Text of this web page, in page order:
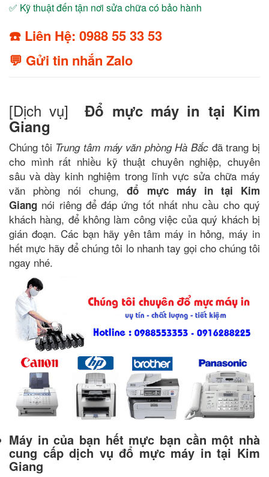
✅ Kỹ thuật đến tận nơi sửa chữa có bảo hành
☎️ Liên Hệ: 0988 55 33 53
💬 Gửi tin nhắn Zalo
[Dịch vụ]Đổ mực máy in tại Kim
Giang
Chúng tôi Trung tâm máy văn phòng Hà Bắc đã trang bị
cho mình rất nhiều kỹ thuật chuyên nghiệp, chuyên
sâu và dày kinh nghiệm trong lĩnh vực sửa chữa máy
văn phòng nói chung,đổ mực máy in tại Kim
Giang nói riêng để đáp ứng tốt nhất nhu cầu cho quý
khách hàng, để không làm công việc của quý khách bị
gián đoạn. Các bạn hãy yên tâm máy in hỏng, máy in
hết mực hãy để chúng tôi lo nhanh tay gọi cho chúng tôi
ngay nhé.
Máy in của bạn hết mực bạn cần một nhà
cung cấp dịch vụ đổ mực máy in tại Kim
Giang